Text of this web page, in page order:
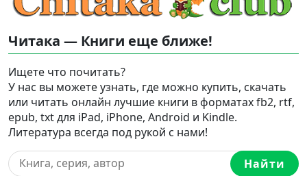
Читака — Книги еще ближе!
Ищете что почитать?
У нас вы можете узнать, где можно купить, скачать
или читать онлайн лучшие книги в форматах fb2, rtf,
epub, txt для iPad, iPhone, Android и Kindle.
Литература всегда под рукой с нами!
Найти